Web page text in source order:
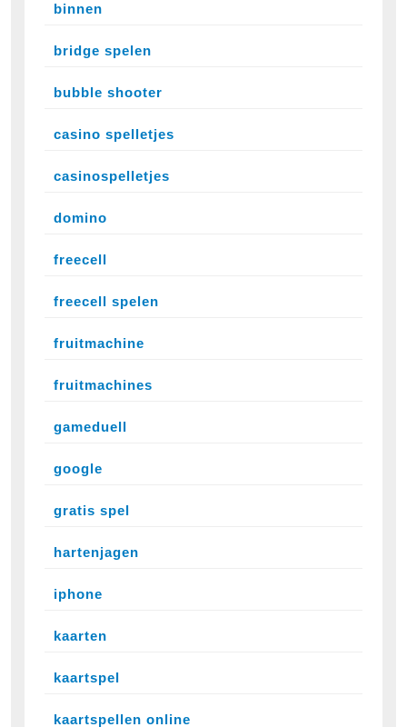
binnen
bridge spelen
bubble shooter
casino spelletjes
casinospelletjes
domino
freecell
freecell spelen
fruitmachine
fruitmachines
gameduell
google
gratis spel
hartenjagen
iphone
kaarten
kaartspel
kaartspellen online